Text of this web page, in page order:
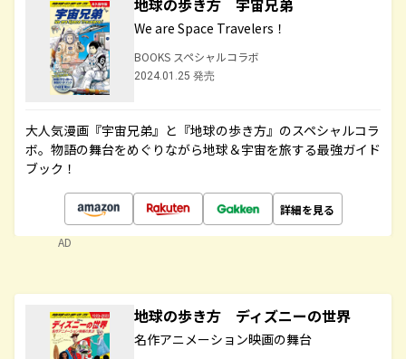
地球の歩き方 宇宙兄弟
We are Space Travelers！
BOOKS スペシャルコラボ
2024.01.25 発売
大人気漫画『宇宙兄弟』と『地球の歩き方』のスペシャルコラ
ボ。物語の舞台をめぐりながら地球＆宇宙を旅する最強ガイド
ブック！
詳細を見る
AD
地球の歩き方 ディズニーの世界
名作アニメーション映画の舞台